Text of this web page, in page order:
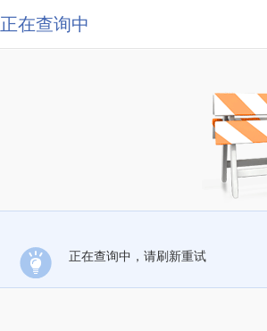
正在查询中
正在查询中，请刷新重试